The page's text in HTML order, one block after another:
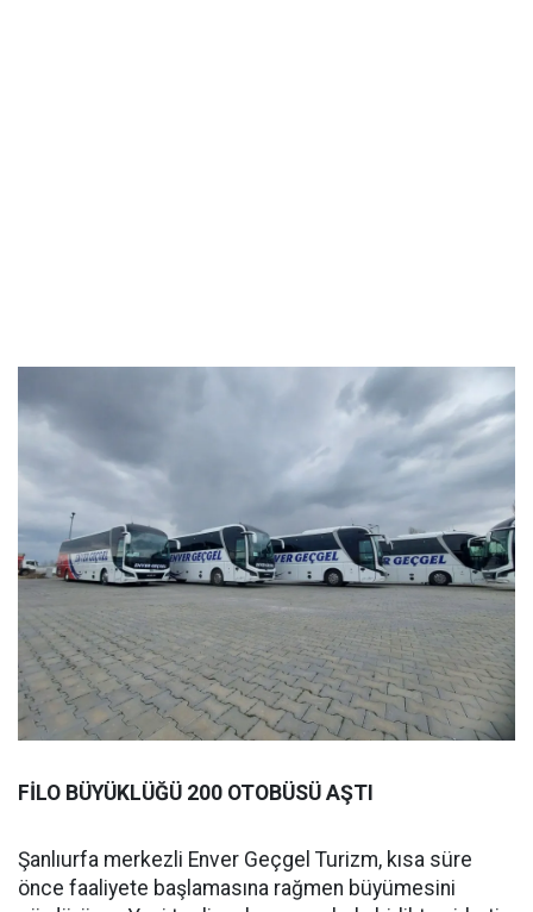
FİLO BÜYÜKLÜĞÜ 200 OTOBÜSÜ AŞTI
Şanlıurfa merkezli Enver Geçgel Turizm, kısa süre
önce faaliyete başlamasına rağmen büyümesini